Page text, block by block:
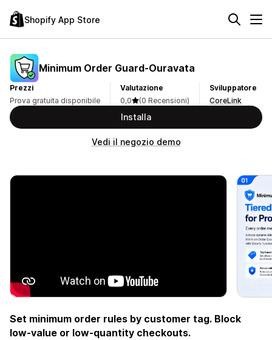
Shopify App Store
Minimum Order Guard‑Ouravata
Prezzi
Prova gratuita disponibile
Valutazione
0,0
(0 Recensioni)
Sviluppatore
CoreLink
Installa
Vedi il negozio demo
Set minimum order rules by customer tag. Block
low-value or low-quantity checkouts.